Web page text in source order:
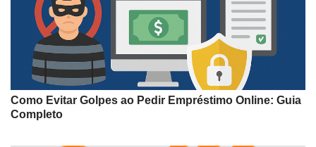
Como Evitar Golpes ao Pedir Empréstimo Online: Guia
Completo